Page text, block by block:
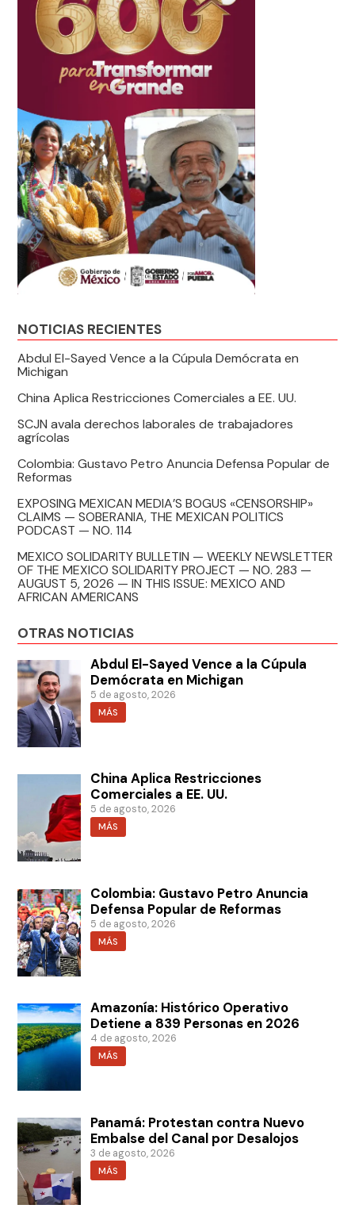
NOTICIAS RECIENTES
Abdul El-Sayed Vence a la Cúpula Demócrata en
Michigan
China Aplica Restricciones Comerciales a EE. UU.
SCJN avala derechos laborales de trabajadores
agrícolas
Colombia: Gustavo Petro Anuncia Defensa Popular de
Reformas
EXPOSING MEXICAN MEDIA’S BOGUS «CENSORSHIP»
CLAIMS — SOBERANIA, THE MEXICAN POLITICS
PODCAST — NO. 114
MEXICO SOLIDARITY BULLETIN — WEEKLY NEWSLETTER
OF THE MEXICO SOLIDARITY PROJECT — NO. 283 —
AUGUST 5, 2026 — IN THIS ISSUE: MEXICO AND
AFRICAN AMERICANS
OTRAS NOTICIAS
Abdul El-Sayed Vence a la Cúpula
Demócrata en Michigan
5 de agosto, 2026
MÁS
China Aplica Restricciones
Comerciales a EE. UU.
5 de agosto, 2026
MÁS
Colombia: Gustavo Petro Anuncia
Defensa Popular de Reformas
5 de agosto, 2026
MÁS
Amazonía: Histórico Operativo
Detiene a 839 Personas en 2026
4 de agosto, 2026
MÁS
Panamá: Protestan contra Nuevo
Embalse del Canal por Desalojos
3 de agosto, 2026
MÁS